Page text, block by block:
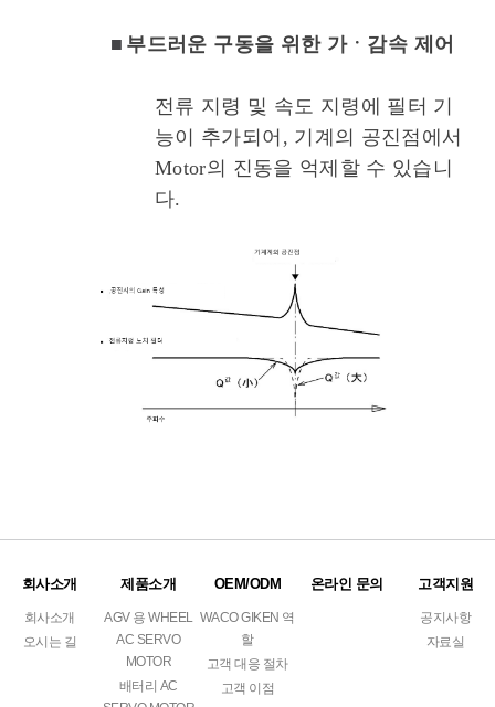
■ 부드러운 구동을 위한 가ㆍ감속 제어
전류 지령 및 속도 지령에 필터 기
능이 추가되어, 기계의 공진점에서
Motor의 진동을 억제할 수 있습니
다.
회사소개
회사소개
오시는 길
제품소개
AGV 용 WHEEL
AC SERVO
MOTOR
배터리 AC
OEM/ODM
WACO GIKEN 역
할
고객 대응 절차
고객 이점
온라인 문의 고객지원
공지사항
자료실